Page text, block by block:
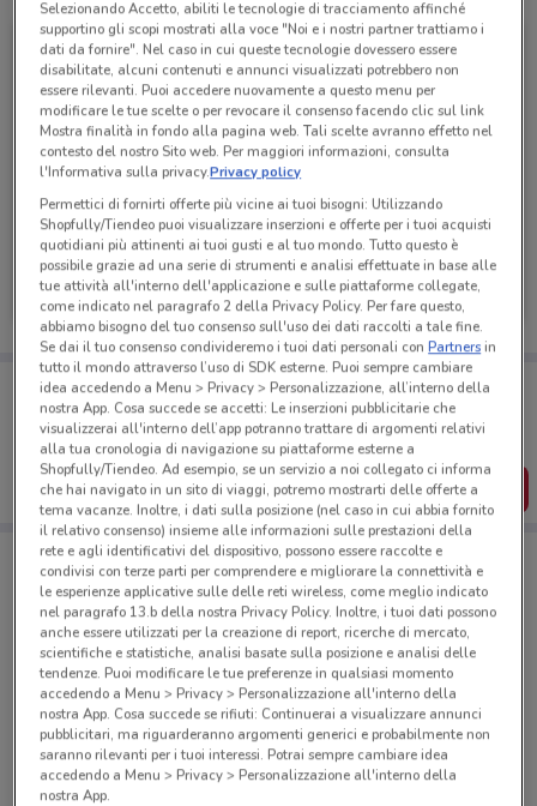
Eurospin
Scade domenica
Porta DoveConviene sempre con te!
Puoi trovare le migliori offerte dei negozi vicino a te,
salvarle e creare la tua lista del risparmio, comodamente
dal tuo cellulare.
SCARICA L’APP
Negozi Eurospin a Roma
© MapTiler© OpenStreetMap contributors
Selezionando Accetto, abiliti le tecnologie di tracciamento affinché
supportino gli scopi mostrati alla voce "Noi e i nostri partner trattiamo i
dati da fornire". Nel caso in cui queste tecnologie dovessero essere
disabilitate, alcuni contenuti e annunci visualizzati potrebbero non
essere rilevanti. Puoi accedere nuovamente a questo menu per
modificare le tue scelte o per revocare il consenso facendo clic sul link
Mostra finalità in fondo alla pagina web. Tali scelte avranno effetto nel
contesto del nostro Sito web. Per maggiori informazioni, consulta
l'Informativa sulla privacy.Privacy policy
Permettici di fornirti offerte più vicine ai tuoi bisogni: Utilizzando
Shopfully/Tiendeo puoi visualizzare inserzioni e offerte per i tuoi acquisti
quotidiani più attinenti ai tuoi gusti e al tuo mondo. Tutto questo è
possibile grazie ad una serie di strumenti e analisi effettuate in base alle
tue attività all'interno dell'applicazione e sulle piattaforme collegate,
come indicato nel paragrafo 2 della Privacy Policy. Per fare questo,
abbiamo bisogno del tuo consenso sull'uso dei dati raccolti a tale fine.
Se dai il tuo consenso condivideremo i tuoi dati personali conPartnersin
tutto il mondo attraverso l’uso di SDK esterne. Puoi sempre cambiare
idea accedendo a Menu > Privacy > Personalizzazione, all’interno della
nostra App. Cosa succede se accetti: Le inserzioni pubblicitarie che
visualizzerai all'interno dell’app potranno trattare di argomenti relativi
alla tua cronologia di navigazione su piattaforme esterne a
Shopfully/Tiendeo. Ad esempio, se un servizio a noi collegato ci informa
che hai navigato in un sito di viaggi, potremo mostrarti delle offerte a
tema vacanze. Inoltre, i dati sulla posizione (nel caso in cui abbia fornito
il relativo consenso) insieme alle informazioni sulle prestazioni della
rete e agli identificativi del dispositivo, possono essere raccolte e
condivisi con terze parti per comprendere e migliorare la connettività e
le esperienze applicative sulle delle reti wireless, come meglio indicato
nel paragrafo 13.b della nostra Privacy Policy. Inoltre, i tuoi dati possono
anche essere utilizzati per la creazione di report, ricerche di mercato,
scientifiche e statistiche, analisi basate sulla posizione e analisi delle
tendenze. Puoi modificare le tue preferenze in qualsiasi momento
accedendo a Menu > Privacy > Personalizzazione all'interno della
nostra App. Cosa succede se rifiuti: Continuerai a visualizzare annunci
pubblicitari, ma riguarderanno argomenti generici e probabilmente non
saranno rilevanti per i tuoi interessi. Potrai sempre cambiare idea
accedendo a Menu > Privacy > Personalizzazione all'interno della
nostra App.